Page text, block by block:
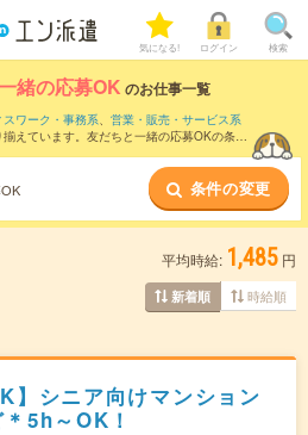
気になる! ログイン 検索
緒の応募OK のお仕事一覧
スワーク・事務系、 営業・販売・サービス系
えています。友だちと一緒の応募OKの条件
条件の変更
平均時給: 1,485 円
新着順 時給順
】シニア向けマンション
5h～OK！